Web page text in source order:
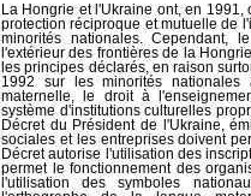
La Hongrie et l'Ukraine ont, en
protection réciproque et mutuelle de
minorités nationales. Cependant,
l'extérieur des frontières de la
les principes déclarés, en raison
1992 sur les minorités
maternelle, le droit à
système d'institutions culturelles
Décret du Président de l'Ukraine,
sociales et les entreprises doivent
Décret autorise l'utilisation des
permet le fonctionnement des
l'utilisation des symboles